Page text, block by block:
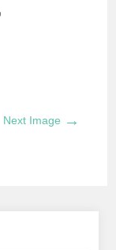
Next Image →